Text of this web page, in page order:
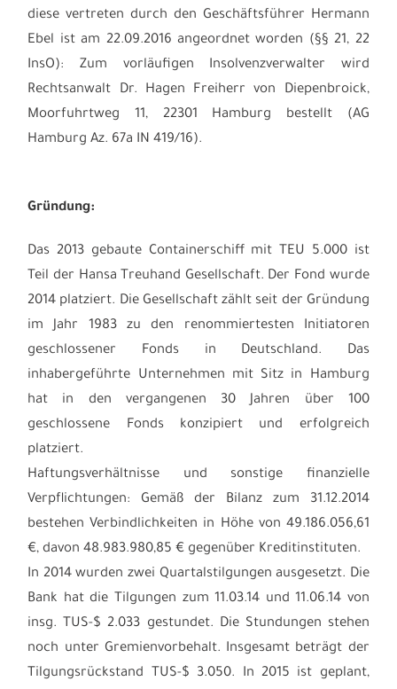
diese vertreten durch den Geschäftsführer Hermann
Ebel ist am 22.09.2016 angeordnet worden (§§ 21, 22
InsO): Zum vorläufigen Insolvenzverwalter wird
Rechtsanwalt Dr. Hagen Freiherr von Diepenbroick,
Moorfuhrtweg 11, 22301 Hamburg bestellt (AG
Hamburg Az. 67a IN 419/16).
Gründung:
Das 2013 gebaute Containerschiff mit TEU 5.000 ist
Teil der Hansa Treuhand Gesellschaft. Der Fond wurde
2014 platziert. Die Gesellschaft zählt seit der Gründung
im Jahr 1983 zu den renommiertesten Initiatoren
geschlossener Fonds in Deutschland. Das
inhabergeführte Unternehmen mit Sitz in Hamburg
hat in den vergangenen 30 Jahren über 100
geschlossene Fonds konzipiert und erfolgreich
platziert.
Haftungsverhältnisse und sonstige finanzielle
Verpflichtungen: Gemäß der Bilanz zum 31.12.2014
bestehen Verbindlichkeiten in Höhe von 49.186.056,61
€, davon 48.983.980,85 € gegenüber Kreditinstituten.
In 2014 wurden zwei Quartalstilgungen ausgesetzt. Die
Bank hat die Tilgungen zum 11.03.14 und 11.06.14 von
insg. TUS-$ 2.033 gestundet. Die Stundungen stehen
noch unter Gremienvorbehalt. Insgesamt beträgt der
Tilgungsrückstand TUS-$ 3.050. In 2015 ist geplant,